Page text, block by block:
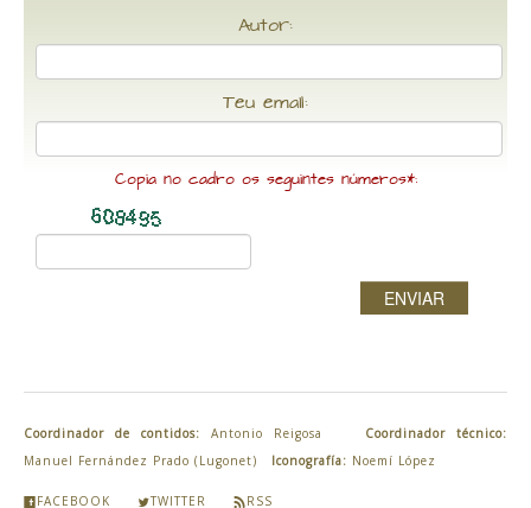
Autor:
Teu email:
Copia no cadro os seguintes números*:
ENVIAR
Coordinador de contidos: Antonio Reigosa Coordinador técnico:
Manuel Fernández Prado (Lugonet) Iconografía: Noemí López
FACEBOOK TWITTER RSS